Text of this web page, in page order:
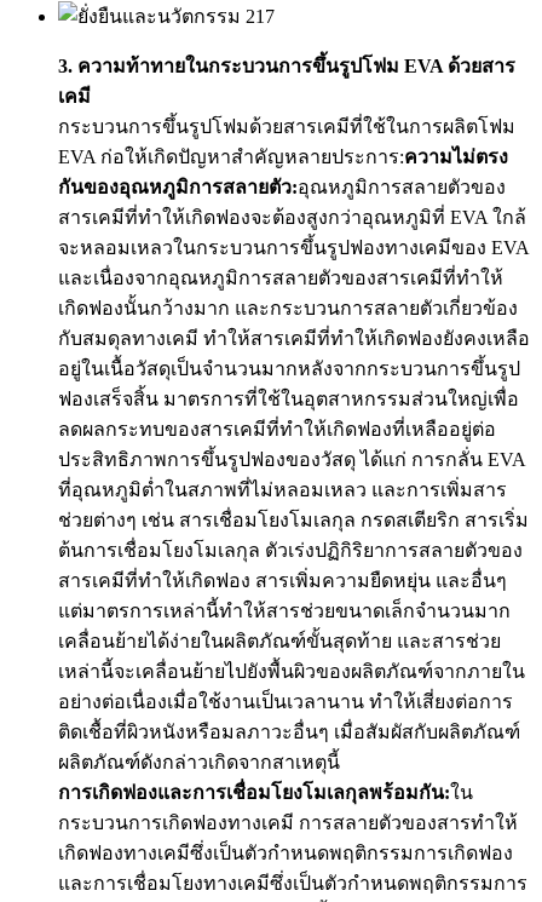
3. ความท้าทายในกระบวนการขึ้นรูปโฟม EVA ด้วยสาร
เคมี
กระบวนการขึ้นรูปโฟมด้วยสารเคมีที่ใช้ในการผลิตโฟม
EVA ก่อให้เกิดปัญหาสำคัญหลายประการ:ความไม่ตรง
กันของอุณหภูมิการสลายตัว:อุณหภูมิการสลายตัวของ
สารเคมีที่ทำให้เกิดฟองจะต้องสูงกว่าอุณหภูมิที่ EVA ใกล้
จะหลอมเหลวในกระบวนการขึ้นรูปฟองทางเคมีของ EVA
และเนื่องจากอุณหภูมิการสลายตัวของสารเคมีที่ทำให้
เกิดฟองนั้นกว้างมาก และกระบวนการสลายตัวเกี่ยวข้อง
กับสมดุลทางเคมี ทำให้สารเคมีที่ทำให้เกิดฟองยังคงเหลือ
อยู่ในเนื้อวัสดุเป็นจำนวนมากหลังจากกระบวนการขึ้นรูป
ฟองเสร็จสิ้น มาตรการที่ใช้ในอุตสาหกรรมส่วนใหญ่เพื่อ
ลดผลกระทบของสารเคมีที่ทำให้เกิดฟองที่เหลืออยู่ต่อ
ประสิทธิภาพการขึ้นรูปฟองของวัสดุ ได้แก่ การกลั่น EVA
ที่อุณหภูมิต่ำในสภาพที่ไม่หลอมเหลว และการเพิ่มสาร
ช่วยต่างๆ เช่น สารเชื่อมโยงโมเลกุล กรดสเตียริก สารเริ่ม
ต้นการเชื่อมโยงโมเลกุล ตัวเร่งปฏิกิริยาการสลายตัวของ
สารเคมีที่ทำให้เกิดฟอง สารเพิ่มความยืดหยุ่น และอื่นๆ
แต่มาตรการเหล่านี้ทำให้สารช่วยขนาดเล็กจำนวนมาก
เคลื่อนย้ายได้ง่ายในผลิตภัณฑ์ขั้นสุดท้าย และสารช่วย
เหล่านี้จะเคลื่อนย้ายไปยังพื้นผิวของผลิตภัณฑ์จากภายใน
อย่างต่อเนื่องเมื่อใช้งานเป็นเวลานาน ทำให้เสี่ยงต่อการ
ติดเชื้อที่ผิวหนังหรือมลภาวะอื่นๆ เมื่อสัมผัสกับผลิตภัณฑ์
ผลิตภัณฑ์ดังกล่าวเกิดจากสาเหตุนี้
การเกิดฟองและการเชื่อมโยงโมเลกุลพร้อมกัน:ใน
กระบวนการเกิดฟองทางเคมี การสลายตัวของสารทำให้
เกิดฟองทางเคมีซึ่งเป็นตัวกำหนดพฤติกรรมการเกิดฟอง
และการเชื่อมโยงทางเคมีซึ่งเป็นตัวกำหนดพฤติกรรมการ